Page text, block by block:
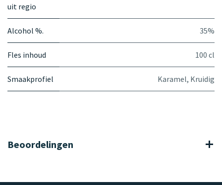
uit regio
Alcohol %. 35%
Fles inhoud 100 cl
Smaakprofiel Karamel, Kruidig
Beoordelingen